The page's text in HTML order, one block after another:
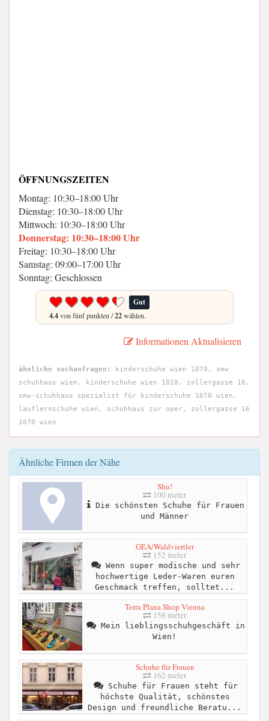
ÖFFNUNGSZEITEN
Montag: 10:30–18:00 Uhr
Dienstag: 10:30–18:00 Uhr
Mittwoch: 10:30–18:00 Uhr
Donnerstag: 10:30–18:00 Uhr
Freitag: 10:30–18:00 Uhr
Samstag: 09:00–17:00 Uhr
Sonntag: Geschlossen
Gut
4.4von fünf punkten /22wählen.
Informationen Aktualisieren
ähnliche suchanfragen:
kinderschuhe wien 1070, smw
schuhhaus wien, kinderschuhe wien 1010, zollergasse 16,
smw-schuhhaus spezialist für kinderschuhe 1070 wien,
lauflernschuhe wien, schuhhaus zur oper, zollergasse 16
1070 wien
Ähnliche Firmen der Nähe
Shu!
100 meter
Die schönsten Schuhe für Frauen
und Männer
GEA/Waldviertler
152 meter
Wenn super modische und sehr
hochwertige Leder-Waren euren
Geschmack treffen, solltet...
Terra Plana Shop Vienna
158 meter
Mein lieblingsschuhgeschäft in
Wien!
Schuhe für Frauen
162 meter
Schuhe für Frauen steht für
höchste Qualität, schönstes
Design und freundliche Beratu...